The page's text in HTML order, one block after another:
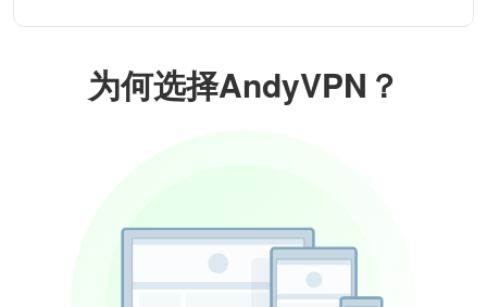
为何选择AndyVPN？